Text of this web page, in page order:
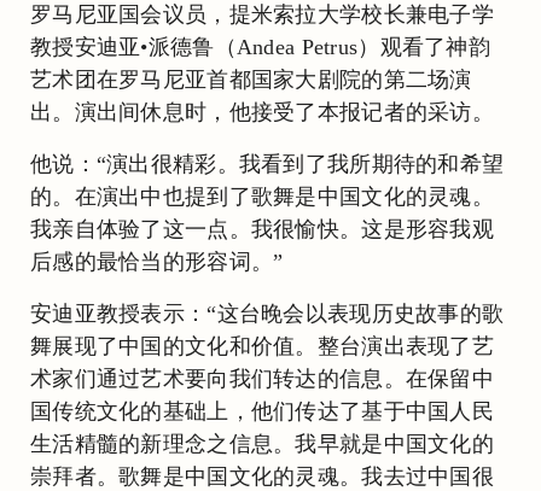
罗马尼亚国会议员，提米索拉大学校长兼电子学
教授安迪亚•派德鲁（Andea Petrus）观看了神韵
艺术团在罗马尼亚首都国家大剧院的第二场演
出。演出间休息时，他接受了本报记者的采访。
他说：“演出很精彩。我看到了我所期待的和希望
的。在演出中也提到了歌舞是中国文化的灵魂。
我亲自体验了这一点。我很愉快。这是形容我观
后感的最恰当的形容词。”
安迪亚教授表示：“这台晚会以表现历史故事的歌
舞展现了中国的文化和价值。整台演出表现了艺
术家们通过艺术要向我们转达的信息。在保留中
国传统文化的基础上，他们传达了基于中国人民
生活精髓的新理念之信息。我早就是中国文化的
崇拜者。歌舞是中国文化的灵魂。我去过中国很